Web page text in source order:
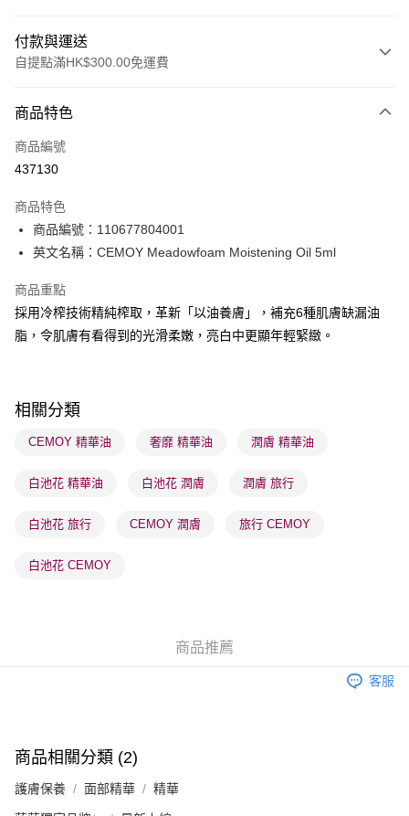
付款與運送
自提點滿HK$300.00免運費
信用卡
Apple Pay
PayMe
WeChat Pay
BoC Pay
送貨方式
每筆HK$65.00，滿HK$300.00或以上免運費
確認發貨後1-3 工作天送達，訂單將隨機分配至SF順豐速運或京東
每筆HK$65.00，滿HK$300.00或以上免運費
(香港門市) 只顯示可選門市。確認發貨後2-5個工作天到店，3天內
(澳門門市) 只顯示可選門市。確認發貨後2-5個工作天到店，3天內
商品特色
商品編號
437130
商品特色
商品編號：110677804001
英文名稱：CEMOY Meadowfoam Moistening Oil 5ml
商品重點
採用冷榨技術精純榨取，革新「以油養膚」，補充6種肌膚缺漏油
脂，令肌膚有看得到的光滑柔嫩，亮白中更顯年輕緊緻。
相關分類
CEMOY 精華油 奢靡 精華油 潤膚 精華油
白池花 精華油 白池花 潤膚 潤膚 旅行
白池花 旅行 CEMOY 潤膚 旅行 CEMOY
白池花 CEMOY
商品推薦
客服
商品相關分類 (2)
護膚保養 面部精華 精華